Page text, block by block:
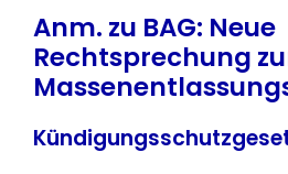
Anm. zu BAG: Neue
Rechtsprechung